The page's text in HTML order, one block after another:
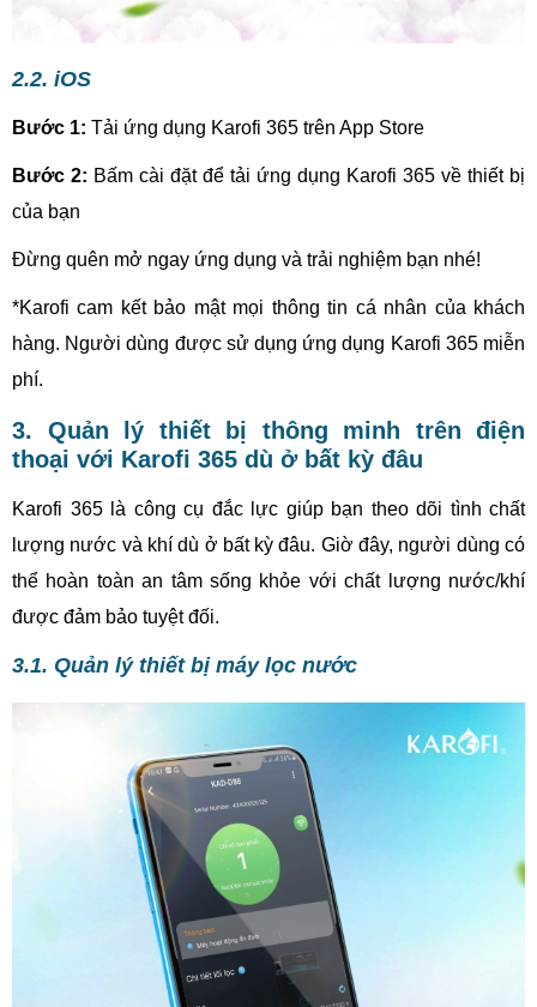
2.2. iOS
Bước 1: Tải ứng dụng Karofi 365 trên App Store
Bước 2: Bấm cài đặt để tải ứng dụng Karofi 365 về thiết bị
của bạn
Đừng quên mở ngay ứng dụng và trải nghiệm bạn nhé!
*Karofi cam kết bảo mật mọi thông tin cá nhân của khách
hàng. Người dùng được sử dụng ứng dụng Karofi 365 miễn
phí.
3. Quản lý thiết bị thông minh trên điện
thoại với Karofi 365 dù ở bất kỳ đâu
Karofi 365 là công cụ đắc lực giúp bạn theo dõi tình chất
lượng nước và khí dù ở bất kỳ đâu. Giờ đây, người dùng có
thể hoàn toàn an tâm sống khỏe với chất lượng nước/khí
được đảm bảo tuyệt đối.
3.1. Quản lý thiết bị máy lọc nước